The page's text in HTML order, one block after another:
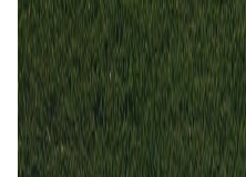
30
22 aug
2025
Leganés
Cadiz
11
28 mrt
2004